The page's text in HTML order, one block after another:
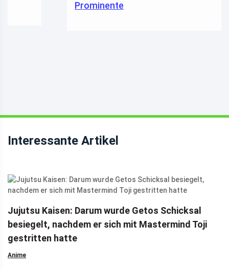
Interessante Artikel
Jujutsu Kaisen: Darum wurde Getos Schicksal
besiegelt, nachdem er sich mit Mastermind Toji
gestritten hatte
Anime